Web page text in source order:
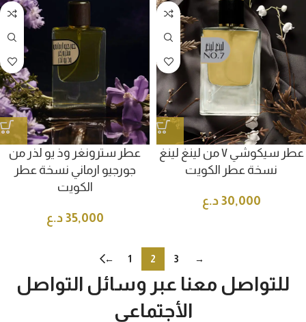
عطر سترونغر وذ يو لذر من
جورجيو ارماني نسخة عطر
الكويت
35,000 د.ع
عطر سيكوشي ٧ من لينغ لينغ
نسخة عطر الكويت
30,000 د.ع
← 1 2 3 →
للتواصل معنا عبر وسائل التواصل
الأجتماعي